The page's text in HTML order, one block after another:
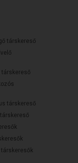
társkereső
társkereső
társkereső
társkeresők